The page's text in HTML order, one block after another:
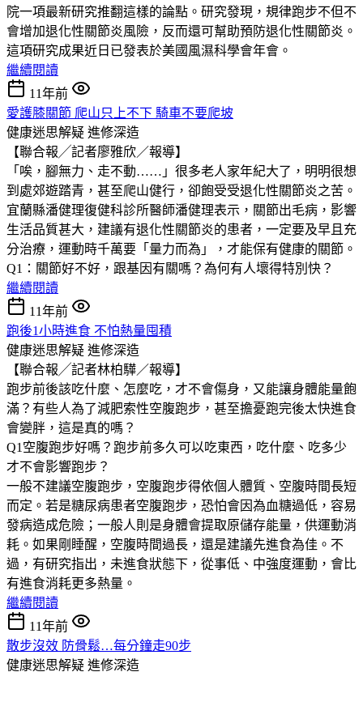
院一項最新研究推翻這樣的論點。研究發現，規律跑步不但不
會增加退化性關節炎風險，反而還可幫助預防退化性關節炎。
這項研究成果近日已發表於美國風濕科學會年會。
繼續閱讀
11年前
愛護膝關節 爬山只上不下 騎車不要爬坡
健康迷思解疑 進修深造
【聯合報╱記者廖雅欣／報導】
「唉，腳無力、走不動……」很多老人家年紀大了，明明很想
到處郊遊踏青，甚至爬山健行，卻飽受受退化性關節炎之苦。
宜蘭縣潘健理復健科診所醫師潘健理表示，關節出毛病，影響
生活品質甚大，建議有退化性關節炎的患者，一定要及早且充
分治療，運動時千萬要「量力而為」，才能保有健康的關節。
Q1：關節好不好，跟基因有關嗎？為何有人壞得特別快？
繼續閱讀
11年前
跑後1小時進食 不怕熱量囤積
健康迷思解疑 進修深造
【聯合報╱記者林柏驊／報導】
跑步前後該吃什麼、怎麼吃，才不會傷身，又能讓身體能量飽
滿？有些人為了減肥索性空腹跑步，甚至擔憂跑完後太快進食
會變胖，這是真的嗎？
Q1空腹跑步好嗎？跑步前多久可以吃東西，吃什麼、吃多少
才不會影響跑步？
一般不建議空腹跑步，空腹跑步得依個人體質、空腹時間長短
而定。若是糖尿病患者空腹跑步，恐怕會因為血糖過低，容易
發病造成危險；一般人則是身體會提取原儲存能量，供運動消
耗。如果剛睡醒，空腹時間過長，還是建議先進食為佳。不
過，有研究指出，未進食狀態下，從事低、中強度運動，會比
有進食消耗更多熱量。
繼續閱讀
11年前
散步沒效 防骨鬆…每分鐘走90步
健康迷思解疑 進修深造